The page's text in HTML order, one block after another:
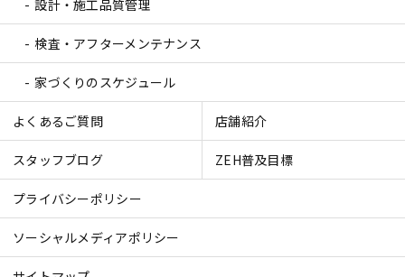
設計・施工品質管理
検査・アフターメンテナンス
家づくりのスケジュール
よくあるご質問 店舗紹介
スタッフブログ ZEH普及目標
プライバシーポリシー
ソーシャルメディアポリシー